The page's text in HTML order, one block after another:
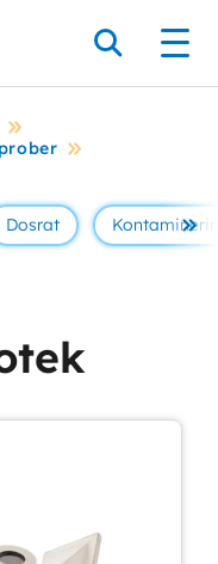
Sök
Dosrat Se